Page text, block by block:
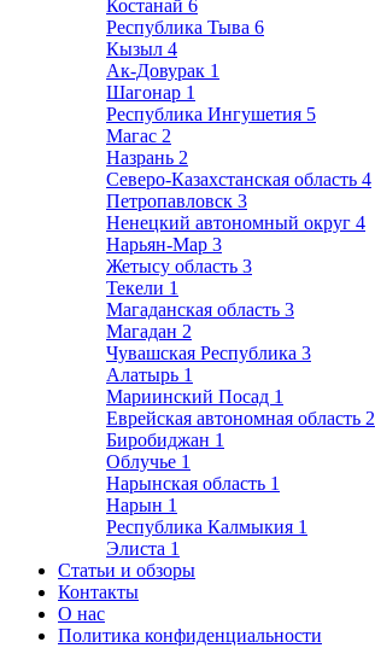
Костанай 6
Республика Тыва 6
Кызыл 4
Ак-Довурак 1
Шагонар 1
Республика Ингушетия 5
Магас 2
Назрань 2
Северо-Казахстанская область 4
Петропавловск 3
Ненецкий автономный округ 4
Нарьян-Мар 3
Жетысу область 3
Текели 1
Магаданская область 3
Магадан 2
Чувашская Республика 3
Алатырь 1
Мариинский Посад 1
Еврейская автономная область 2
Биробиджан 1
Облучье 1
Нарынская область 1
Нарын 1
Республика Калмыкия 1
Элиста 1
Статьи и обзоры
Контакты
О нас
Политика конфиденциальности